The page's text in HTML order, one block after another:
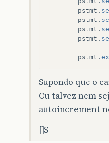
pstmt .
pstmt .
pstmt .
pstmt .
pstmt .
Supondo que o
Ou talvez nem
autoincrement
[]S